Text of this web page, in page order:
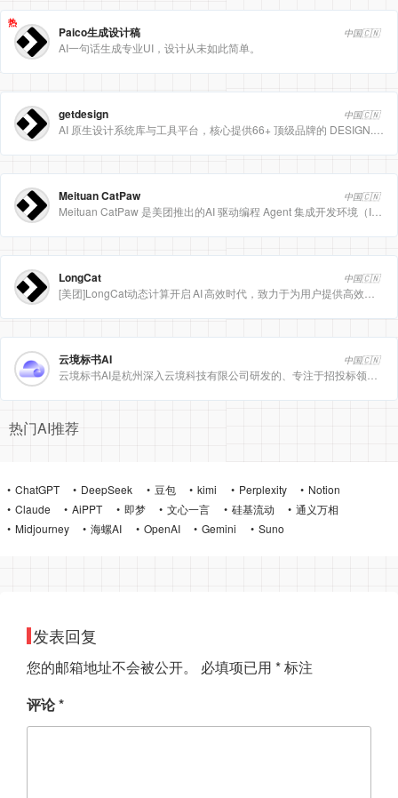
热
Paico生成设计稿 中国🇨🇳
AI一句话生成专业UI，设计从未如此简单。
getdesign 中国🇨🇳
AI 原生设计系统库与工具平台，核心提供66+ 顶级品牌的 DESIGN.md 设计规范文件
Meituan CatPaw 中国🇨🇳
Meituan CatPaw 是美团推出的AI 驱动编程 Agent 集成开发环境（IDE），定位为智能编程助手
LongCat 中国🇨🇳
[美团]LongCat动态计算开启 AI 高效时代，致力于为用户提供高效、精准、多模态的人工智能服务。
云境标书AI 中国🇨🇳
云境标书AI是杭州深入云境科技有限公司研发的、专注于招投标领域的垂直人工智能平台。该平台深度集成自然
热门AI推荐
ChatGPT DeepSeek 豆包 kimi Perplexity
Notion
Claude
AiPPT 即梦 文心一言 硅基流动
通义万相
Midjourney
海螺AI OpenAI Gemini Suno
发表回复
您的邮箱地址不会被公开。 必填项已用 *标注
评论*